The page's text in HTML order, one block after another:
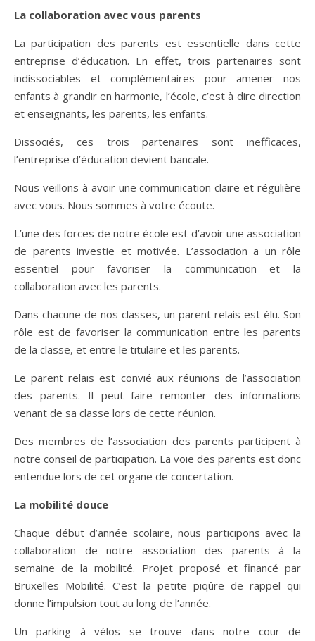
La collaboration avec vous parents
La participation des parents est essentielle dans cette
entreprise d’éducation. En effet, trois partenaires sont
indissociables et complémentaires pour amener nos
enfants à grandir en harmonie, l’école, c’est à dire direction
et enseignants, les parents, les enfants.
Dissociés, ces trois partenaires sont inefficaces,
l’entreprise d’éducation devient bancale.
Nous veillons à avoir une communication claire et régulière
avec vous. Nous sommes à votre écoute.
L’une des forces de notre école est d’avoir une association
de parents investie et motivée. L’association a un rôle
essentiel pour favoriser la communication et la
collaboration avec les parents.
Dans chacune de nos classes, un parent relais est élu. Son
rôle est de favoriser la communication entre les parents
de la classe, et entre le titulaire et les parents.
Le parent relais est convié aux réunions de l’association
des parents. Il peut faire remonter des informations
venant de sa classe lors de cette réunion.
Des membres de l’association des parents participent à
notre conseil de participation. La voie des parents est donc
entendue lors de cet organe de concertation.
La mobilité douce
Chaque début d’année scolaire, nous participons avec la
collaboration de notre association des parents à la
semaine de la mobilité. Projet proposé et financé par
Bruxelles Mobilité. C’est la petite piqûre de rappel qui
donne l’impulsion tout au long de l’année.
Un parking à vélos se trouve dans notre cour de